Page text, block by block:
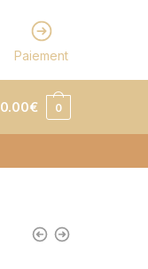
Paiement
0.00€ 0